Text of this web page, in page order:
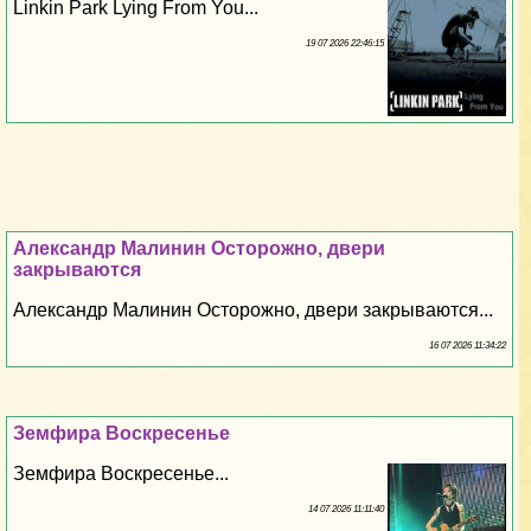
Linkin Park Lying From You...
19 07 2026 22:46:15
Александр Малинин Осторожно, двери
закрываются
Александр Малинин Осторожно, двери закрываются...
16 07 2026 11:34:22
Земфира Воскресенье
Земфира Воскресенье...
14 07 2026 11:11:40